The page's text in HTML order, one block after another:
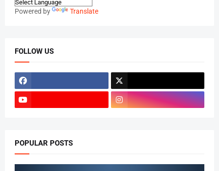
Powered by Translate
FOLLOW US
POPULAR POSTS